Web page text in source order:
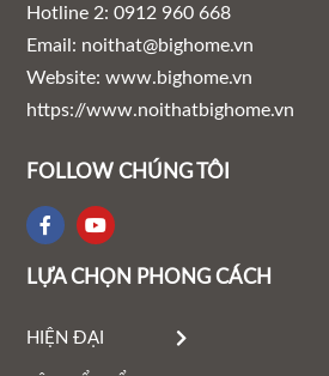
Hotline 2: 0912 960 668
Email: noithat@bighome.vn
Website: www.bighome.vn
https://www.noithatbighome.vn
FOLLOW CHÚNG TÔI
LỰA CHỌN PHONG CÁCH
HIỆN ĐẠI